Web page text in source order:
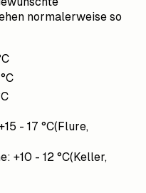
normalerweise so
- 17 °C(Flure,
+10 - 12 °C(Keller,